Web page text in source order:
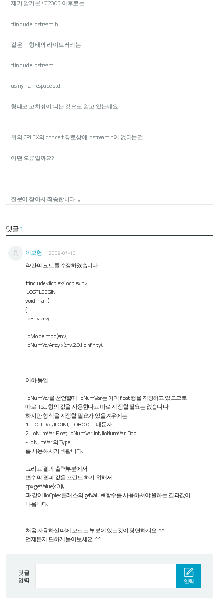
제가 알기론 VC2005 이후로는
#include iostream.h
같은 .h 형태의 라이브러리는
#include iostream
using namespace std;
형태로 고쳐줘야 되는 것으로 알고 있는데요.
위의 CPLEX의 concert 경로상에 iostream.h이 없다는건
어떤 오류일까요?
질문이 잦아서 죄송합니다. ;;
댓글1
이보헌 2009-07-10
약간의 코드를 수정하였습니다.
#include <ilcplex/ilocplex.h>
ILOSTLBEGIN
void main()
{
IloEnv env;
IloModel mod(env);
IloNumVarArray x(env,2,0,IloInfinity);
...
...
...
이하 동일
IloNumVar를 선언할때 IloNumVar는 이미 float 형을 지칭하고 있으므로
따로 float 형의 값을 사용한다고 따로 지정할 필요는 없습니다.
하지만 형식을 지정할 필요가 있을겨우에는
1. ILOFLOAT, ILOINT, ILOBOOL - 대문자
2. IloNumVar::Float, IloNumVar::Int, IloNumVar::Bool
- IloNumVar 의 Type
를 사용하시기 바랍니다.
그리고 결과 출력부분에서
변수의 결과 값을 프린트 하기 위해서
cpx.getValue(x[0]);
과 같이 IloCplex 클래스의 getValue() 함수를 사용하셔야 원하는 결과값이
나옵니다.
처음 사용하실 때에 모르는 부분이 있는것이 당연하지요. ^^
언제든지 편하게 물어보세요. ^^
댓글
입력 입력